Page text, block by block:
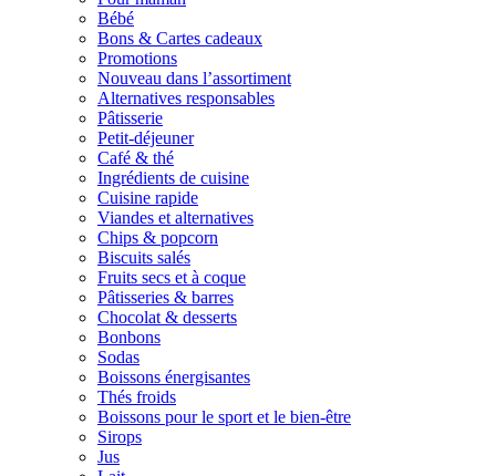
Bébé
Bons & Cartes cadeaux
Promotions
Nouveau dans l’assortiment
Alternatives responsables
Pâtisserie
Petit-déjeuner
Café & thé
Ingrédients de cuisine
Cuisine rapide
Viandes et alternatives
Chips & popcorn
Biscuits salés
Fruits secs et à coque
Pâtisseries & barres
Chocolat & desserts
Bonbons
Sodas
Boissons énergisantes
Thés froids
Boissons pour le sport et le bien-être
Sirops
Jus